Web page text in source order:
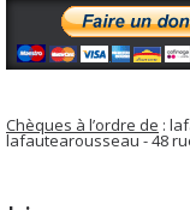
Chèques à l’ordre de :
lafautearousseau - 48